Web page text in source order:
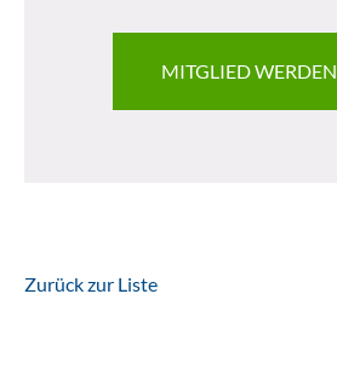
MITGLIED WERDEN
Zurück zur Liste